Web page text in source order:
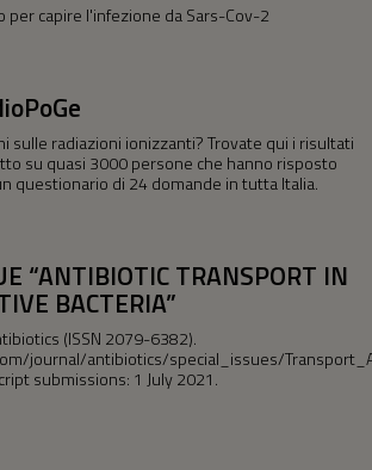
per capire l'infezione da Sars-Cov-2
sulle radiazioni ionizzanti? Trovate qui i risultati
su quasi 3000 persone che hanno risposto
questionario di 24 domande in tutta Italia.
“ANTIBIOTIC TRANSPORT IN
BACTERIA”
(ISSN 2079-6382).
journal/antibiotics/special_issues/
submissions: 1 July 2021.